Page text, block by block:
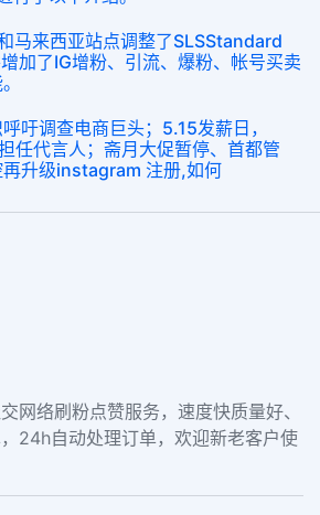
马来西亚站点调整了SLSStandard
加了IG增粉、引流、爆粉、帐号买卖
吁调查电商巨头；5.15发薪日，
任代言人；斋月大促暂停、首都管
升级instagram 注册,如何
网络刷粉点赞服务，速度快质量好、
24h自动处理订单，欢迎新老客户使